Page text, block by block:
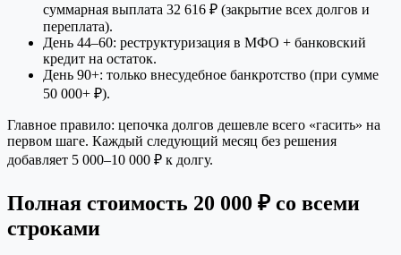
суммарная выплата 32 616 ₽ (закрытие всех долгов и
переплата).
День 44–60: реструктуризация в МФО + банковский
кредит на остаток.
День 90+: только внесудебное банкротство (при сумме
50 000+ ₽).
Главное правило: цепочка долгов дешевле всего «гасить» на
первом шаге. Каждый следующий месяц без решения
добавляет 5 000–10 000 ₽ к долгу.
Полная стоимость 20 000 ₽ со всеми
строками